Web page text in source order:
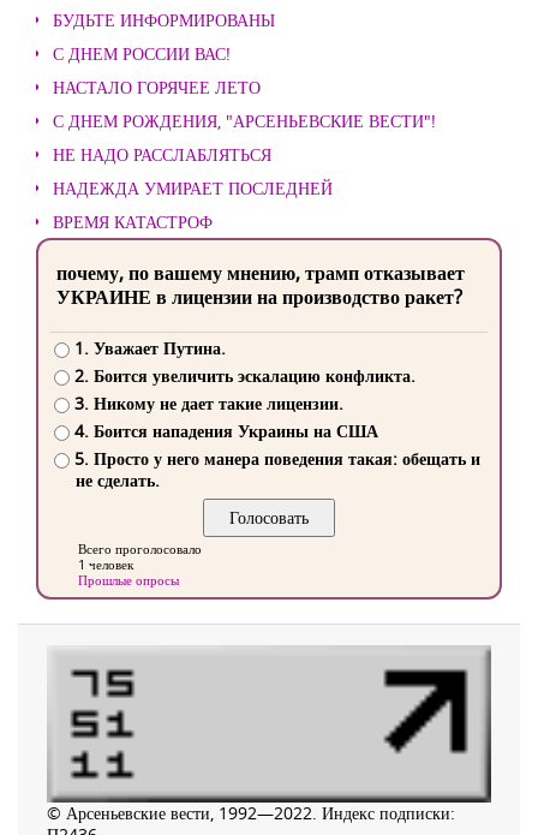
БУДЬТЕ ИНФОРМИРОВАНЫ
С ДНЕМ РОССИИ ВАС!
НАСТАЛО ГОРЯЧЕЕ ЛЕТО
С ДНЕМ РОЖДЕНИЯ, "АРСЕНЬЕВСКИЕ ВЕСТИ"!
НЕ НАДО РАССЛАБЛЯТЬСЯ
НАДЕЖДА УМИРАЕТ ПОСЛЕДНЕЙ
ВРЕМЯ КАТАСТРОФ
почему, по вашему мнению, трамп отказывает
УКРАИНЕ в лицензии на производство ракет?
1. Уважает Путина.
2. Боится увеличить эскалацию конфликта.
3. Никому не дает такие лицензии.
4. Боится нападения Украины на США
5. Просто у него манера поведения такая: обещать и
не сделать.
Всего проголосовало
1 человек
Прошлые опросы
© Арсеньевские вести, 1992—2022. Индекс подписки: